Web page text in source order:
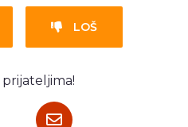
LOŠ
prijateljima!